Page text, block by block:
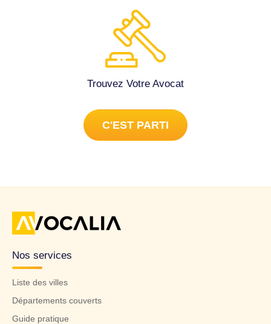
Trouvez Votre Avocat
C'EST PARTI
Nos services
Liste des villes
Départements couverts
Guide pratique